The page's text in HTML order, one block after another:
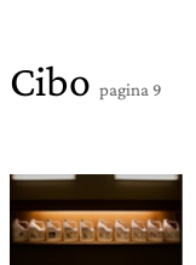
Cibo pagina 9